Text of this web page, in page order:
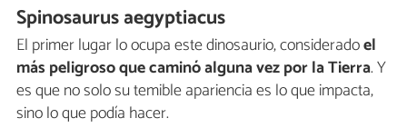
Spinosaurus aegyptiacus
El primer lugar lo ocupa este dinosaurio, consideradoel
más peligroso que caminó alguna vez por la Tierra. Y
es que no solo su temible apariencia es lo que impacta,
sino lo que podía hacer.